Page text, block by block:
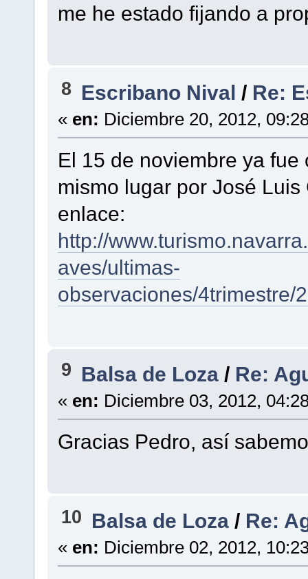
me he estado fijando a
8 Escribano Nival / Re:
« en: Diciembre 20, 2012,
El 15 de noviembre ya
mismo lugar por José
enlace:
http://
aves/ultimas-
observaciones/4trimestre/
9 Balsa de Loza / Re:
« en: Diciembre 03, 2012,
Gracias Pedro, así
10 Balsa de Loza / Re:
« en: Diciembre 02, 2012,